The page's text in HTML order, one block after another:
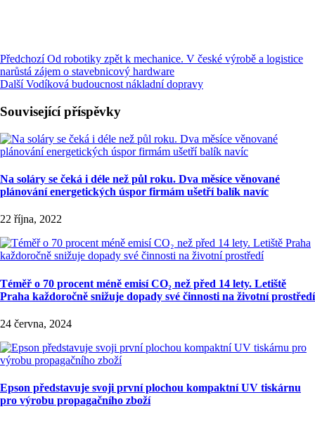
Předchozí Od robotiky zpět k mechanice. V české výrobě a logistice
narůstá zájem o stavebnicový hardware
Další Vodíková budoucnost nákladní dopravy
Související příspěvky
Na soláry se čeká i déle než půl roku. Dva měsíce věnované
plánování energetických úspor firmám ušetří balík navíc
22 října, 2022
Téměř o 70 procent méně emisí CO₂ než před 14 lety. Letiště
Praha každoročně snižuje dopady své činnosti na životní prostředí
24 června, 2024
Epson představuje svoji první plochou kompaktní UV tiskárnu
pro výrobu propagačního zboží